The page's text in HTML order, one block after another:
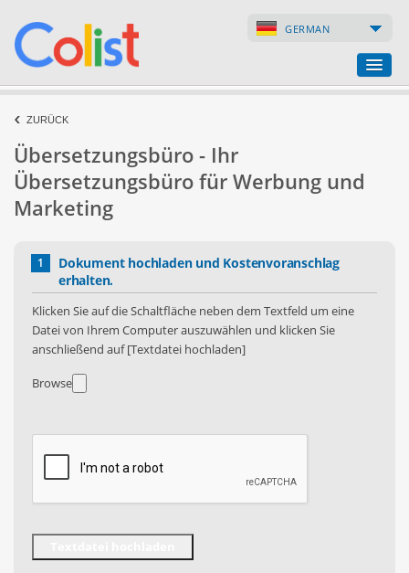
GERMAN
Übersetzungsbüro
Firmenverzeichnis
Webseiten
ZURÜCK
Übersetzungsbüro - Ihr
Übersetzungsbüro für Werbung und
Marketing
1
Dokument hochladen und Kostenvoranschlag
erhalten.
Klicken Sie auf die Schaltfläche neben dem Textfeld um eine
Datei von Ihrem Computer auszuwählen und klicken Sie
anschließend auf [Textdatei hochladen]
Browse